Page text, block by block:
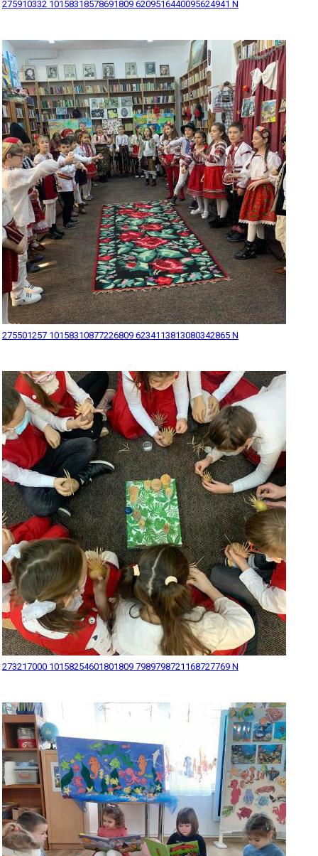
275910332 10158318578691809 6209516440095624941 N
275501257 10158310877226809 6234113813080342865 N
273217000 10158254601801809 7989798721168727769 N